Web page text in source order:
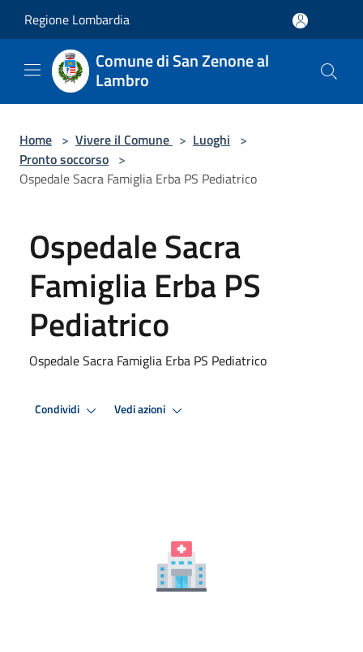
Regione Lombardia
Comune di San Zenone al
Lambro
Home > Vivere il Comune > Luoghi >
Pronto soccorso >
Ospedale Sacra Famiglia Erba PS Pediatrico
Ospedale Sacra
Famiglia Erba PS
Pediatrico
Ospedale Sacra Famiglia Erba PS Pediatrico
Condividi Vedi azioni